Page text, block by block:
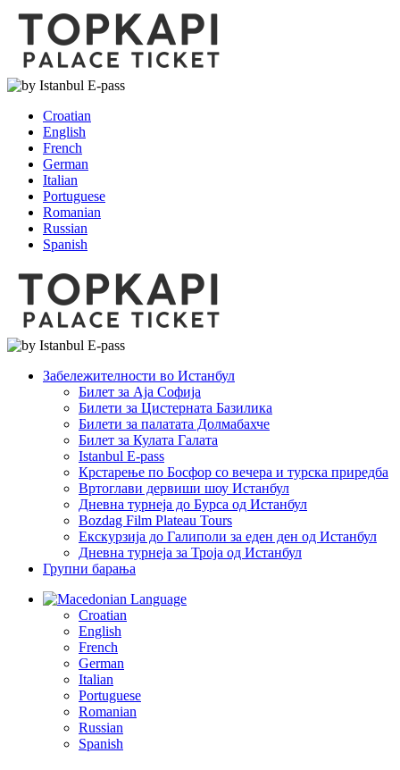
Croatian
English
French
German
Italian
Portuguese
Romanian
Russian
Spanish
Забележителности во Истанбул
Билет за Аја Софија
Билети за Цистерната Базилика
Билети за палатата Долмабахче
Билет за Кулата Галата
Istanbul E-pass
Крстарење по Босфор со вечера и турска приредба
Вртоглави дервиши шоу Истанбул
Дневна турнеја до Бурса од Истанбул
Bozdag Film Plateau Tours
Екскурзија до Галиполи за еден ден од Истанбул
Дневна турнеја за Троја од Истанбул
Групни барања
Language
Croatian
English
French
German
Italian
Portuguese
Romanian
Russian
Spanish